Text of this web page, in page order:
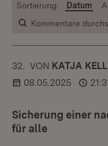
Kommentare
Sortierung: Datum
32. KOMMENTAR
VON :KATJA
08.05.2025
Sicherung einer
für alle